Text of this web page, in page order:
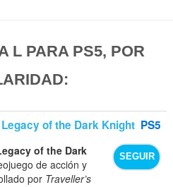
L PARA PS5, POR
of the Dark Knight PS5
SEGUIR
of the Dark
de acción y
por Traveller’s